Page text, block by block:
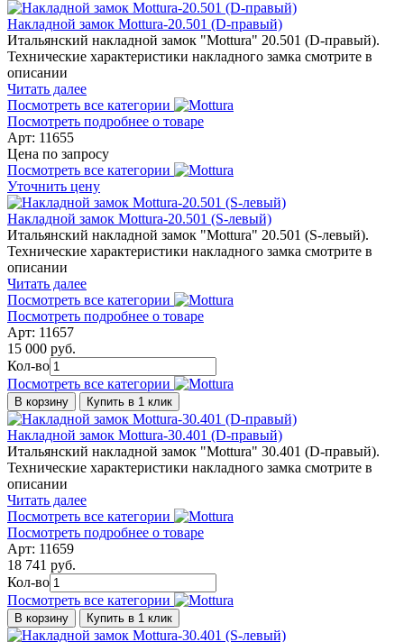
Накладной замок Mottura-20.501 (D-правый)
Итальянский накладной замок "Mottura" 20.501 (D-правый).
Технические характеристики накладного замка смотрите в
описании
Читать далее
Посмотреть все категории
Посмотреть подробнее о товаре
Арт: 11655
Цена по запросу
Посмотреть все категории
Уточнить цену
Накладной замок Mottura-20.501 (S-левый)
Итальянский накладной замок "Mottura" 20.501 (S-левый).
Технические характеристики накладного замка смотрите в
описании
Читать далее
Посмотреть все категории
Посмотреть подробнее о товаре
Арт: 11657
15 000 руб.
Кол-во
Посмотреть все категории
В корзину Купить в 1 клик
Накладной замок Mottura-30.401 (D-правый)
Итальянский накладной замок "Mottura" 30.401 (D-правый).
Технические характеристики накладного замка смотрите в
описании
Читать далее
Посмотреть все категории
Посмотреть подробнее о товаре
Арт: 11659
18 741 руб.
Кол-во
Посмотреть все категории
В корзину Купить в 1 клик